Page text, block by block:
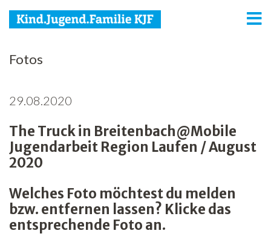
KJF
Jugend
Familie
Media
Agenda
Netzwerk
Fotos
29.08.2020
The Truck in Breitenbach@Mobile
Jugendarbeit Region Laufen / August
2020
Welches Foto möchtest du melden
bzw. entfernen lassen? Klicke das
entsprechende Foto an.